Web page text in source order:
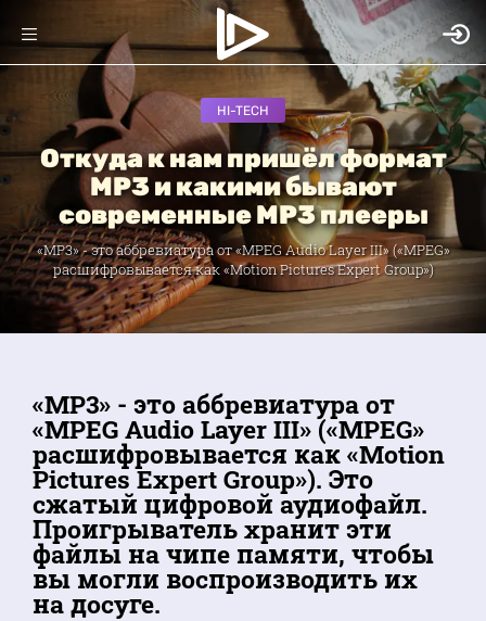
HI-TECH
Откуда к нам пришёл формат
MP3 и какими бывают
современные MP3 плееры
«MP3» - это аббревиатура от «MPEG Audio Layer III» («MPEG»
расшифровывается как «Motion Pictures Expert Group»)
«MP3» - это аббревиатура от
«MPEG Audio Layer III» («MPEG»
расшифровывается как «Motion
Pictures Expert Group»). Это
сжатый цифровой аудиофайл.
Проигрыватель хранит эти
файлы на чипе памяти, чтобы
вы могли воспроизводить их
на досуге.